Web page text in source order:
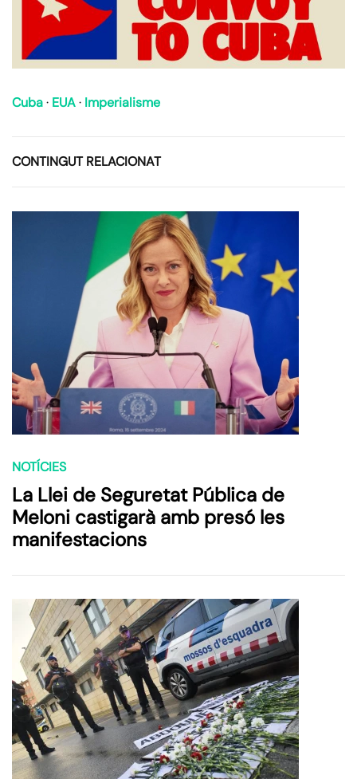
Cuba· EUA· Imperialisme
CONTINGUT RELACIONAT
NOTÍCIES
La Llei de Seguretat Pública de
Meloni castigarà amb presó les
manifestacions